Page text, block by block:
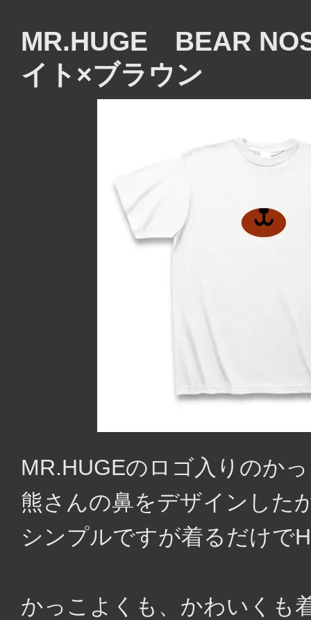
MR.HUGE BEAR
イト×ブラウン
MR.HUGEのロゴ入りのか
熊さんの鼻をデザインした
シンプルですが着るだけで
かっこよくも、かわいくも